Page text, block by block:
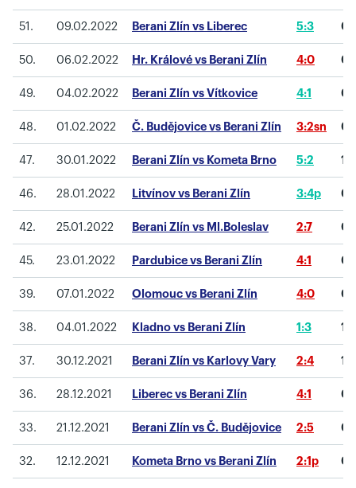
51. 09.02.2022 Berani Zlín vs Liberec 5:3 0
50. 06.02.2022 Hr. Králové vs Berani Zlín 4:0 0
49. 04.02.2022 Berani Zlín vs Vítkovice 4:1 0
48. 01.02.2022 Č. Budějovice vs Berani Zlín 3:2sn 0
47. 30.01.2022 Berani Zlín vs Kometa Brno 5:2 1
46. 28.01.2022 Litvínov vs Berani Zlín 3:4p 0
42. 25.01.2022 Berani Zlín vs Ml.Boleslav 2:7 0
45. 23.01.2022 Pardubice vs Berani Zlín 4:1 0
39. 07.01.2022 Olomouc vs Berani Zlín 4:0 0
38. 04.01.2022 Kladno vs Berani Zlín 1:3 1
37. 30.12.2021 Berani Zlín vs Karlovy Vary 2:4 1
36. 28.12.2021 Liberec vs Berani Zlín 4:1 0
33. 21.12.2021 Berani Zlín vs Č. Budějovice 2:5 0
32. 12.12.2021 Kometa Brno vs Berani Zlín 2:1p 0